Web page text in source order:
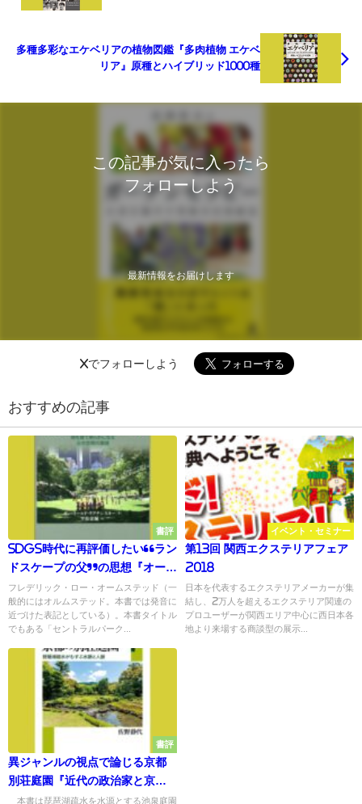
多種多彩なエケベリアの植物図鑑『多肉植物 エケベ
リア』原種とハイブリッド1000種
この記事が気に入ったら
フォローしよう
最新情報をお届けします
Xでフォローしよう
おすすめの記事
書評
SDGs時代に再評価したい“ラン
ドスケープの父”の思想『オーム
ステッド セントラルパークをつ
くった男』
フレデリック・ロー・オームステッド（一
般的にはオルムステッド。本書では発音に
近づけた表記としている）。本書タイトル
でもある「セントラルパーク...
イベント・セミナー
第13回 関西エクステリアフェア
2018
日本を代表するエクステリアメーカーが集
結し、2万人を超えるエクステリア関連の
プロユーザーが関西エリア中心に西日本各
地より来場する商談型の展示...
書評
異ジャンルの視点で論じる京都
別荘庭園『近代の政治家と京都
の別荘庭園』琵琶湖疎水がむす
本書は琵琶湖疏水を水源とする池泉庭園